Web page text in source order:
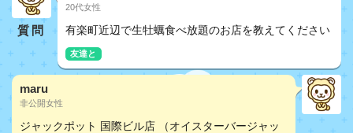
質問
20代女性
有楽町近辺で生牡蠣食べ放題のお店を教えてください
友達と
maru
非公開女性
ジャックポット 国際ビル店 （オイスターバージャッ